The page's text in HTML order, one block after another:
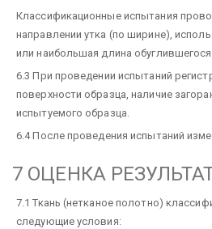
Классификационные испытания
направлении утка (по ширине),
или наибольшая длина
6.3 При проведении испытаний
поверхности образца, наличие
испытуемого образца.
6.4 После проведения испытаний
7 ОЦЕНКА
7.1 Ткань (нетканое полотно)
следующие условия: